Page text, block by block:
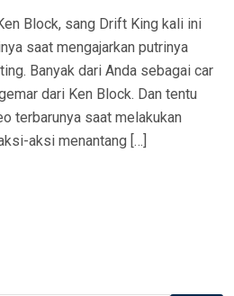
Block, sang Drift King kali ini
saat mengajarkan putrinya
Banyak dari Anda sebagai car
dari Ken Block. Dan tentu
terbarunya saat melakukan
aksi menantang […]